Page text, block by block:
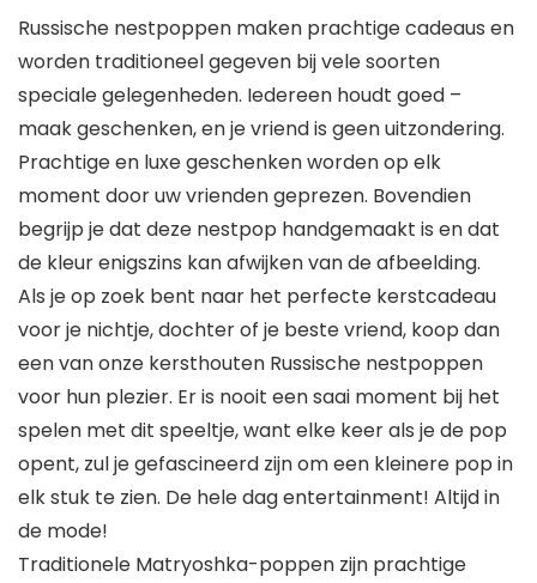
Russische nestpoppen maken prachtige cadeaus en
worden traditioneel gegeven bij vele soorten
speciale gelegenheden. Iedereen houdt goed –
maak geschenken, en je vriend is geen uitzondering.
Prachtige en luxe geschenken worden op elk
moment door uw vrienden geprezen. Bovendien
begrijp je dat deze nestpop handgemaakt is en dat
de kleur enigszins kan afwijken van de afbeelding.
Als je op zoek bent naar het perfecte kerstcadeau
voor je nichtje, dochter of je beste vriend, koop dan
een van onze kersthouten Russische nestpoppen
voor hun plezier. Er is nooit een saai moment bij het
spelen met dit speeltje, want elke keer als je de pop
opent, zul je gefascineerd zijn om een kleinere pop in
elk stuk te zien. De hele dag entertainment! Altijd in
de mode!
Traditionele Matryoshka-poppen zijn prachtige